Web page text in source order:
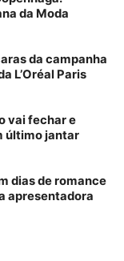
da Moda
da campanha
L’Oréal Paris
vai fechar e
último jantar
dias de romance
apresentadora